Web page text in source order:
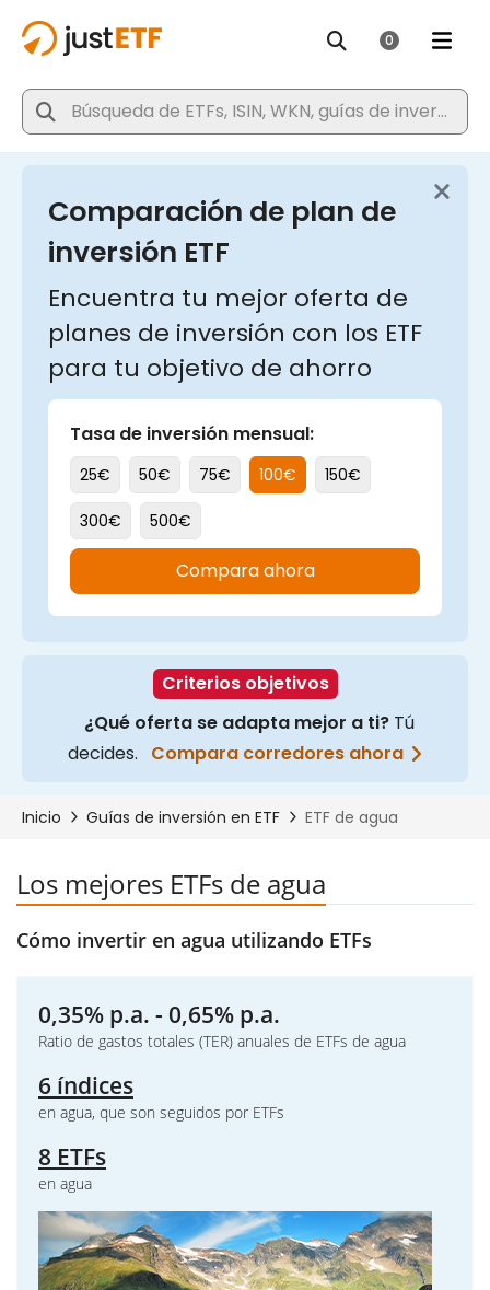
Los mejores ETFs de agua
Cómo invertir en agua utilizando ETFs
0,35% p.a. - 0,65% p.a.
Ratio de gastos totales (TER) anuales de ETFs de agua
6 índices
en agua, que son seguidos por ETFs
8 ETFs
en agua